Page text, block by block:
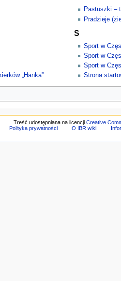
„Hanka”
Pastuszki –
Pradzieje
S
Sport w
Sport w
Sport w
Strona
Treść udostępniana na licencji Creative
Polityka prywatności
O IBR wiki